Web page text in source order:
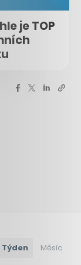
je TOP
Týden Měsíc